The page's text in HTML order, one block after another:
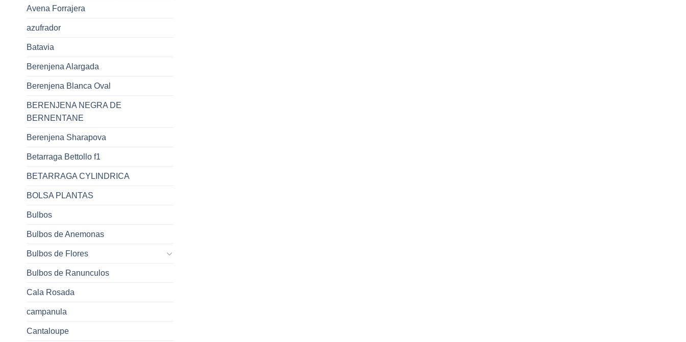
Avena Forrajera
azufrador
Batavia
Berenjena Alargada
Berenjena Blanca Oval
BERENJENA NEGRA DE
BERNENTANE
Berenjena Sharapova
Betarraga Bettollo f1
BETARRAGA CYLINDRICA
BOLSA PLANTAS
Bulbos
Bulbos de Anemonas
Bulbos de Flores
Bulbos de Ranunculos
Cala Rosada
campanula
Cantaloupe